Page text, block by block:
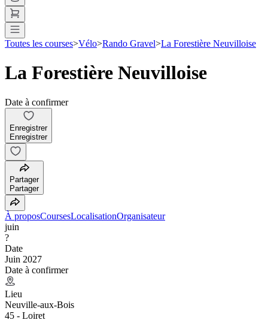
Toutes les courses>Vélo>Rando Gravel>La Forestière Neuvilloise
La Forestière Neuvilloise
Date à confirmer
Enregistrer
Enregistrer
Partager
Partager
À proposCoursesLocalisationOrganisateur
juin
?
Date
Juin 2027
Date à confirmer
Lieu
Neuville-aux-Bois
45 - Loiret